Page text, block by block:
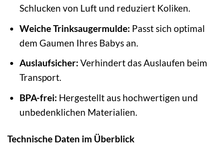
Schlucken von Luft und reduziert Koliken.
Weiche Trinksaugermulde: Passt sich optimal
dem Gaumen Ihres Babys an.
Auslaufsicher: Verhindert das Auslaufen beim
Transport.
BPA-frei: Hergestellt aus hochwertigen und
unbedenklichen Materialien.
Technische Daten im Überblick